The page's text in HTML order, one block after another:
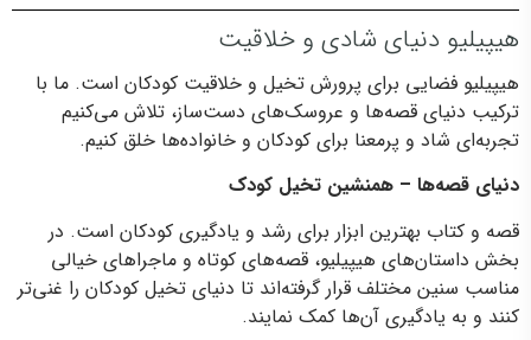
های
هیپیلیو دنیای شادی و خلاقیت
هیپیلیو فضایی برای پرورش تخیل و خلاقیت کودکان است. ما با
ترکیب دنیای قصه‌ها و عروسک‌های دست‌ساز، تلاش می‌کنیم
تجربه‌ای شاد و پرمعنا برای کودکان و خانواده‌ها خلق کنیم.
دنیای قصه‌ها – همنشین تخیل کودک
قصه و کتاب بهترین ابزار برای رشد و یادگیری کودکان است. در
بخش داستان‌های هیپیلیو، قصه‌های کوتاه و ماجراهای خیالی
مناسب سنین مختلف قرار گرفته‌اند تا دنیای تخیل کودکان را غنی‌تر
کنند و به یادگیری آن‌ها کمک نمایند.